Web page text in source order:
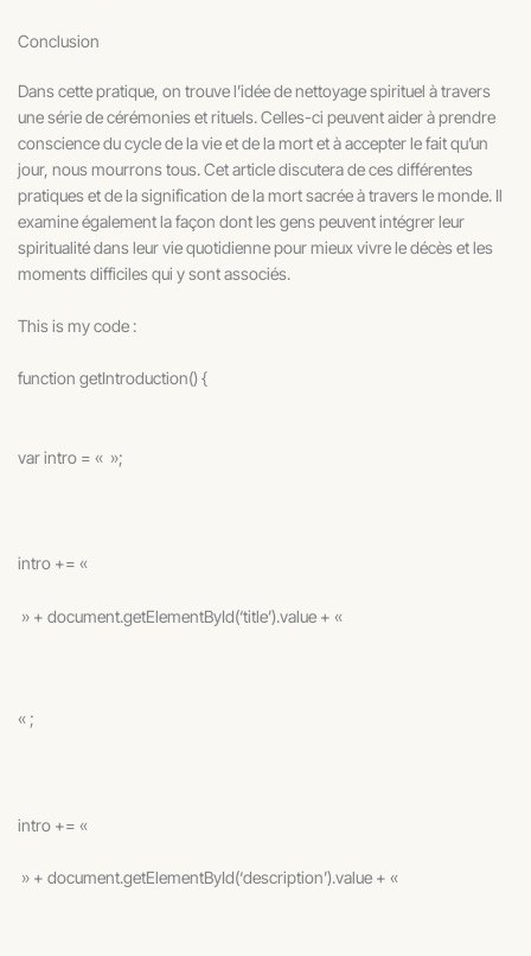
Conclusion
Dans cette pratique, on trouve l’idée de nettoyage spirituel à travers
une série de cérémonies et rituels. Celles-ci peuvent aider à prendre
conscience du cycle de la vie et de la mort et à accepter le fait qu’un
jour, nous mourrons tous. Cet article discutera de ces différentes
pratiques et de la signification de la mort sacrée à travers le monde. Il
examine également la façon dont les gens peuvent intégrer leur
spiritualité dans leur vie quotidienne pour mieux vivre le décès et les
moments difficiles qui y sont associés.
This is my code :
function getIntroduction() {
var intro = « »;
intro += «
» + document.getElementById(‘title’).value + «
« ;
intro += «
» + document.getElementById(‘description’).value + «